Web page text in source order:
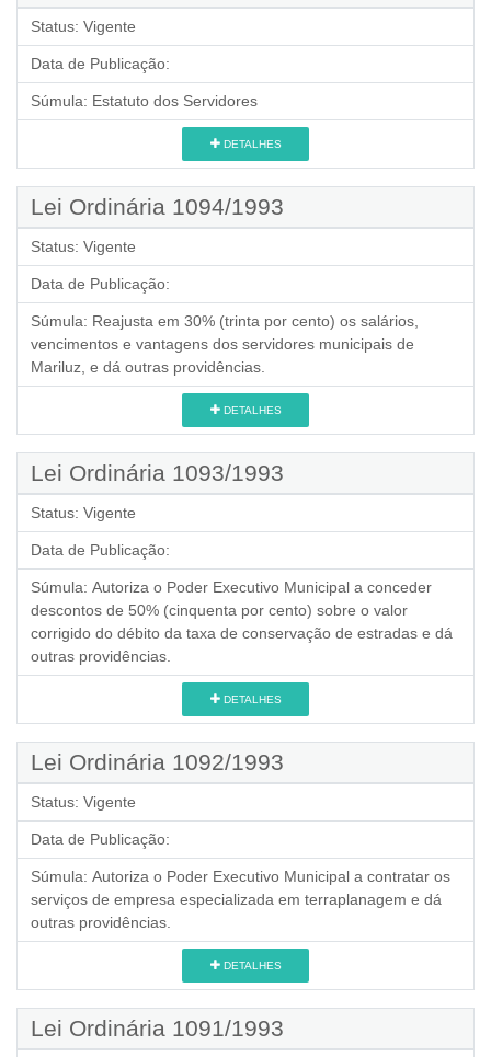
Status: Vigente
Data de Publicação:
Súmula: Estatuto dos Servidores
DETALHES
Lei Ordinária 1094/1993
Status: Vigente
Data de Publicação:
Súmula: Reajusta em 30% (trinta por cento) os salários,
vencimentos e vantagens dos servidores municipais de
Mariluz, e dá outras providências.
DETALHES
Lei Ordinária 1093/1993
Status: Vigente
Data de Publicação:
Súmula: Autoriza o Poder Executivo Municipal a conceder
descontos de 50% (cinquenta por cento) sobre o valor
corrigido do débito da taxa de conservação de estradas e dá
outras providências.
DETALHES
Lei Ordinária 1092/1993
Status: Vigente
Data de Publicação:
Súmula: Autoriza o Poder Executivo Municipal a contratar os
serviços de empresa especializada em terraplanagem e dá
outras providências.
DETALHES
Lei Ordinária 1091/1993